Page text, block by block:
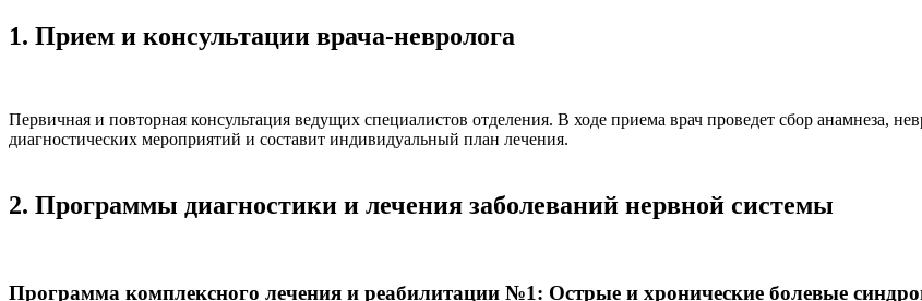
1. Прием и консультации врача-невролога
Первичная и повторная консультация ведущих специалистов отделения. В ходе приема врач проведет сбор анамнеза,
диагностических мероприятий и составит индивидуальный план лечения.
2. Программы диагностики и лечения заболеваний нервной системы
Программа комплексного лечения и реабилитации №1: Острые и хронические болевые